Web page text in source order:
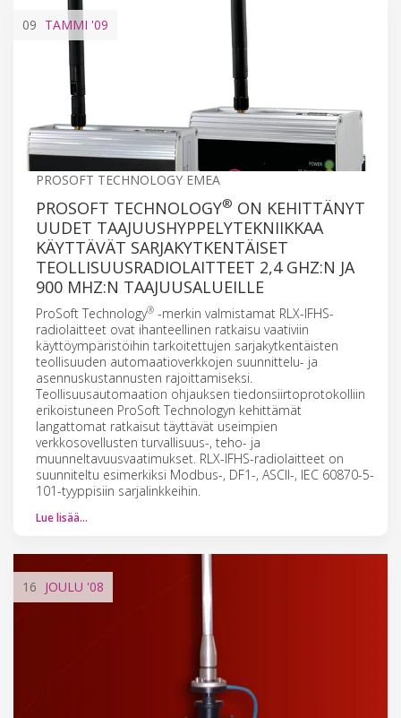
09 TAMMI '09
PROSOFT TECHNOLOGY EMEA
PROSOFT TECHNOLOGY® ON KEHITTÄNYT
UUDET TAAJUUSHYPPELYTEKNIIKKAA
KÄYTTÄVÄT SARJAKYTKENTÄISET
TEOLLISUUSRADIOLAITTEET 2,4 GHZ:N JA
900 MHZ:N TAAJUUSALUEILLE
ProSoft Technology® -merkin valmistamat RLX-IFHS-
radiolaitteet ovat ihanteellinen ratkaisu vaativiin
käyttöympäristöihin tarkoitettujen sarjakytkentäisten
teollisuuden automaatioverkkojen suunnittelu- ja
asennuskustannusten rajoittamiseksi.
Teollisuusautomaation ohjauksen tiedonsiirtoprotokolliin
erikoistuneen ProSoft Technologyn kehittämät
langattomat ratkaisut täyttävät useimpien
verkkosovellusten turvallisuus-, teho- ja
muunneltavuusvaatimukset. RLX-IFHS-radiolaitteet on
suunniteltu esimerkiksi Modbus-, DF1-, ASCII-, IEC 60870-5-
101-tyyppisiin sarjalinkkeihin.
Lue lisää…
16 JOULU '08